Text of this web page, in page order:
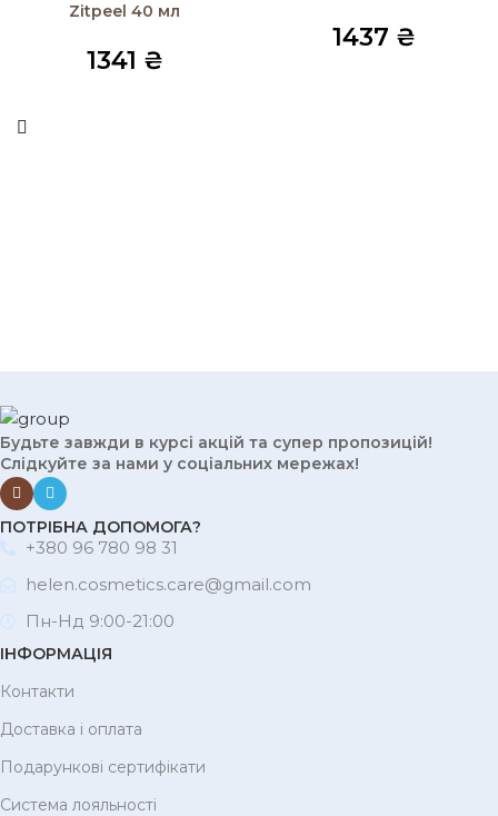
Zitpeel 40 мл
1341 ₴
1437 ₴
Будьте завжди в курсі акцій та супер пропозицій!
Слідкуйте за нами у соціальних мережах!
ПОТРІБНА ДОПОМОГА?
+380 96 780 98 31
helen.cosmetics.care@gmail.com
Пн-Нд 9:00-21:00
ІНФОРМАЦІЯ
Контакти
Доставка і оплата
Подарункові сертифікати
Система лояльності